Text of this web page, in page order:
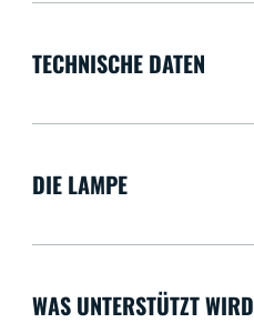
TECHNISCHE DATEN
DIE LAMPE
WAS UNTERSTÜTZT WIRD